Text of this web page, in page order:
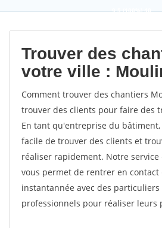
9,5(100%)40
votes
Trouver des
votre ville :
Comment trouver des chantiers
trouver des clients pour faire des
En tant qu'entreprise du
facile de trouver des clients et
réaliser rapidement. Notre
vous permet de rentrer en contact
instantannée avec des
professionnels pour réaliser leurs